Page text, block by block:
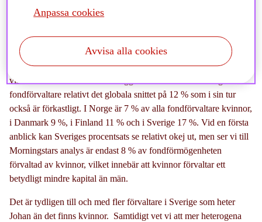
Anna Jönsson skriver om betydelsen av att fler kvinnor
fondförvaltare.
Med stigande frustration läser jag Citywires undersökning som
visar att de nordiska länderna ligger efter i antalet kvinnliga
fondförvaltare relativt det globala snittet på 12 % som i sin tur
också är förkastligt. I Norge är 7 % av alla fondförvaltare kvinnor,
i Danmark 9 %, i Finland 11 % och i Sverige 17 %. Vid en första
anblick kan Sveriges procentsats se relativt okej ut, men ser vi till
Morningstars analys är endast 8 % av fondförmögenheten
förvaltad av kvinnor, vilket innebär att kvinnor förvaltar ett
betydligt mindre kapital än män.
Det är tydligen till och med fler förvaltare i Sverige som heter
Johan än det finns kvinnor. Samtidigt vet vi att mer heterogena
Anpassa cookies
Avvisa alla cookies